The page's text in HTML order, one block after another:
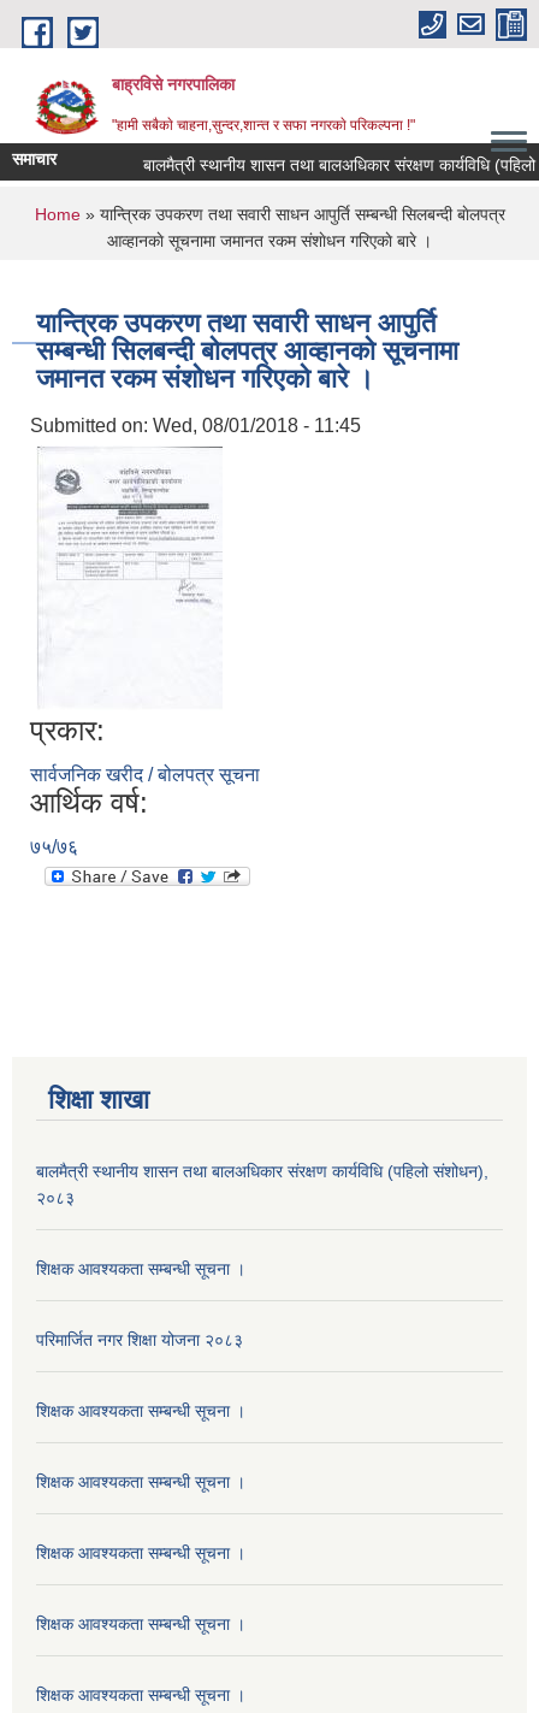
Skip to main content
बाह्रविसे नगरपालिका
"हामी सबैकाे चाहना,सुन्दर,शान्त र सफा नगरकाे परिकल्पना !"
समाचार बालमैत्री स्थानीय शासन तथा बालअधिकार संरक्षण कार्यविधि (पहिलो
You are here
Home» यान्त्रिक उपकरण तथा सवारी साधन आपुर्ति सम्बन्धी सिलबन्दी बाेलपत्र
आव्हानकाे सूचनामा जमानत रकम संशाेधन गरिएकाे बारे ।
यान्त्रिक उपकरण तथा सवारी साधन आपुर्ति
सम्बन्धी सिलबन्दी बाेलपत्र आव्हानकाे सूचनामा
जमानत रकम संशाेधन गरिएकाे बारे ।
Submitted on: Wed, 08/01/2018 - 11:45
प्रकार:
सार्वजनिक खरीद / बोलपत्र सूचना
आर्थिक वर्ष:
७५/७६
शिक्षा शाखा
बालमैत्री स्थानीय शासन तथा बालअधिकार संरक्षण कार्यविधि (पहिलो संशोधन),
२०८३
शिक्षक आवश्यकता सम्बन्धी सूचना ।
परिमार्जित नगर शिक्षा योजना २०८३
शिक्षक आवश्यकता सम्बन्धी सूचना ।
शिक्षक आवश्यकता सम्बन्धी सूचना ।
शिक्षक आवश्यकता सम्बन्धी सूचना ।
शिक्षक आवश्यकता सम्बन्धी सूचना ।
शिक्षक आवश्यकता सम्बन्धी सूचना ।